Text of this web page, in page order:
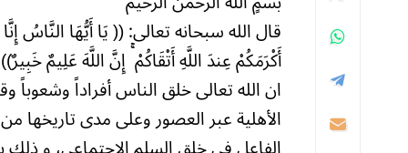
قال الله سبحانه تعالى: (( يَا أَيُّهَا النَّاسُ
أَكْرَمَكُمْ عِندَ اللَّهِ أَتْقَاكُمْ ۚ إِنَّ اللَّهَ عَلِيمٌ
ان الله تعالى خلق الناس أفراداً وشعوباً
الأهلية عبر العصور وعلى مدى تاريخها